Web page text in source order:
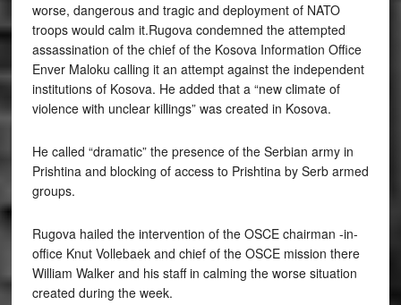
worse, dangerous and tragic and deployment of NATO
troops would calm it.Rugova condemned the attempted
assassination of the chief of the Kosova Information Office
Enver Maloku calling it an attempt against the independent
institutions of Kosova. He added that a “new climate of
violence with unclear killings” was created in Kosova.
He called “dramatic” the presence of the Serbian army in
Prishtina and blocking of access to Prishtina by Serb armed
groups.
Rugova hailed the intervention of the OSCE chairman -in-
office Knut Vollebaek and chief of the OSCE mission there
William Walker and his staff in calming the worse situation
created during the week.